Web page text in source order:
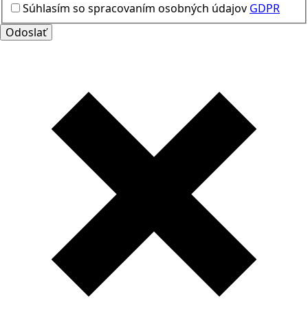
Súhlasím so spracovaním osobných údajov GDPR
Odoslať